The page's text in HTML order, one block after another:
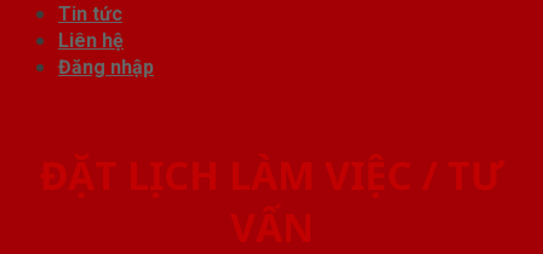
Tin tức
Liên hệ
Đăng nhập
ĐẶT LỊCH LÀM VIỆC / TƯ
VẤN